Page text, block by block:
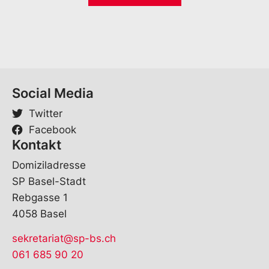
Social Media
Twitter
Facebook
Kontakt
Domiziladresse
SP Basel-Stadt
Rebgasse 1
4058 Basel
sekretariat@sp-bs.ch
061 685 90 20